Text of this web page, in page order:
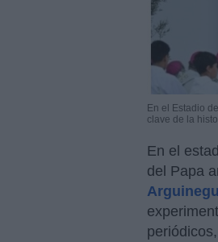
En el Estadio
clave de la
En el
del Papa